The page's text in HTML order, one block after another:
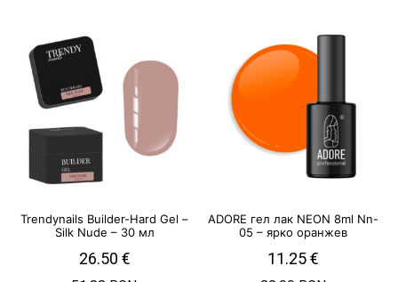
Trendynails Builder-Hard Gel –
Silk Nude – 30 мл
26.50 €
ADORE гел лак NEON 8ml Nn-
05 – ярко оранжев
11.25€